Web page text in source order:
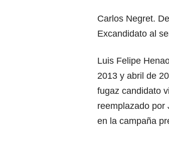
Carlos Negret.
Excandidato al
Luis Felipe
2013 y abril de
fugaz candidato
reemplazado por
en la campaña